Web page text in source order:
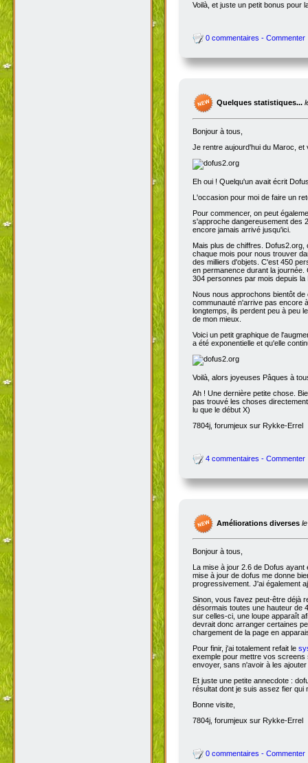
Voilà, et juste un petit bonus pour
0 commentaires - Commenter
Quelques statistiques...
Bonjour à tous,
Je rentre aujourd'hui du Maroc, et
Eh oui ! Quelqu'un avait écrit
L'occasion pour moi de faire un
Pour commencer, on peut
s'approche dangereusement des
encore jamais arrivé jusqu'ici.
Mais plus de chiffres.
chaque mois pour nous trouver
des milliers d'objets. C'est 450
en permanence durant la
304 personnes par mois depuis
Nous nous approchons bientôt
communauté n'arrive pas encore
longtemps, ils perdent peu à peu
de mon mieux.
Voici un petit graphique de
a été exponentielle et qu'elle
Voilà, alors joyeuses Pâques à
Ah ! Une dernière petite chose.
pas trouvé les choses
lu que le début X)
7804j, forumjeux sur Rykke-Errel
4 commentaires - Commenter
Améliorations diverses
Bonjour à tous,
La mise à jour 2.6 de Dofus
mise à jour de dofus me donne
progressivement. J'ai également
Sinon, vous l'avez peut-être déjà
désormais toutes une hauteur de
sur celles-ci, une loupe apparaît
devrait donc arranger certaines
chargement de la page en
Pour finir, j'ai totalement refait le
exemple pour mettre vos
envoyer, sans n'avoir à les
Et juste une petite annecdote :
résultat dont je suis assez fier qui
Bonne visite,
7804j, forumjeux sur Rykke-Errel
0 commentaires - Commenter